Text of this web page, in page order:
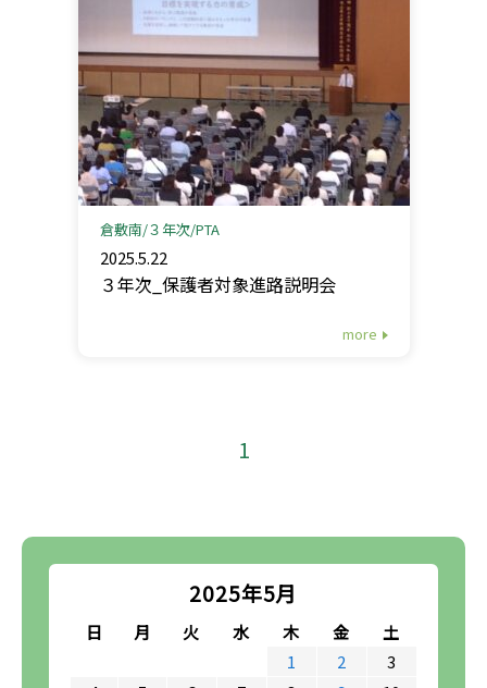
2025年5月
日 月 火 水 木 金
土
1
2
3
倉敷南 ３年次 PTA
2025.5.22
３年次_保護者対象進路説明会
more
1